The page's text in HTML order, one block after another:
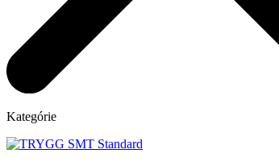
Kategórie